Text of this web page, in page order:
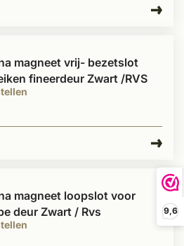
9,6
magneet vrij- bezetslot
fineerdeur Zwart /RVS
magneet loopslot voor
deur Zwart / Rvs